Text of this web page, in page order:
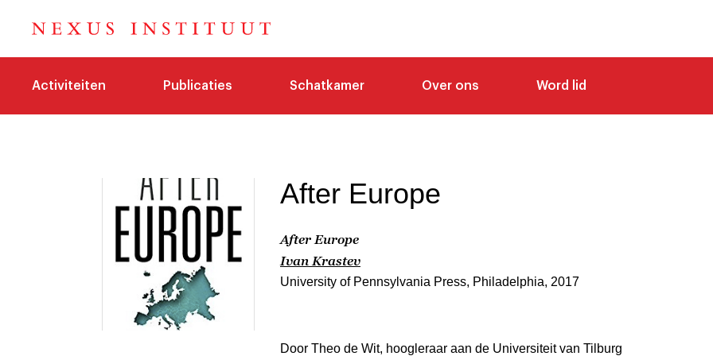
Activiteiten Publicaties Schatkamer Over ons Word lid
After Europe
After Europe
Ivan Krastev
University of Pennsylvania Press, Philadelphia, 2017
Door Theo de Wit, hoogleraar aan de Universiteit van Tilburg